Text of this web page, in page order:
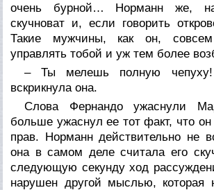
очень бурной… Норманн же,
скучноват и, если говорить
Такие мужчины, как он,
управлять тобой и уж тем более
– Ты мелешь полную
вскрикнула она.
Слова Фернандо ужаснули
больше ужаснул ее тот факт, что
прав. Норманн действительно не
она в самом деле считала его
следующую секунду ход
нарушен другой мыслью, которая